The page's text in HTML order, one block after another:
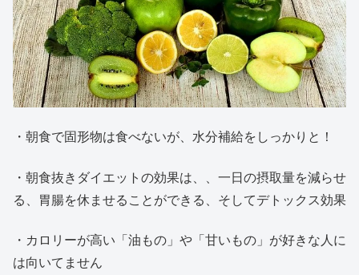
・朝食で固形物は食べないが、水分補給をしっかりと！
・朝食抜きダイエットの効果は、、一日の摂取量を減らせ
る、胃腸を休ませることができる、そしてデトックス効果
・カロリーが高い「油もの」や「甘いもの」が好きな人に
は向いてません